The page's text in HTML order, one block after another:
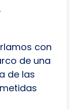
con
de una
de las